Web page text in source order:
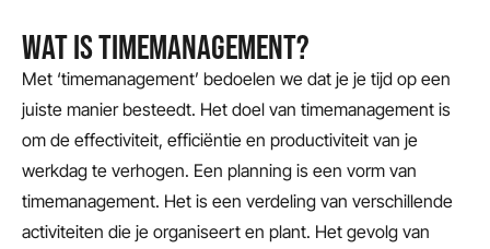
WAT IS TIMEMANAGEMENT?
Met ‘timemanagement’ bedoelen we dat je je tijd op een
juiste manier besteedt. Het doel van timemanagement is
om de effectiviteit, efficiëntie en productiviteit van je
werkdag te verhogen. Een planning is een vorm van
timemanagement. Het is een verdeling van verschillende
activiteiten die je organiseert en plant. Het gevolg van